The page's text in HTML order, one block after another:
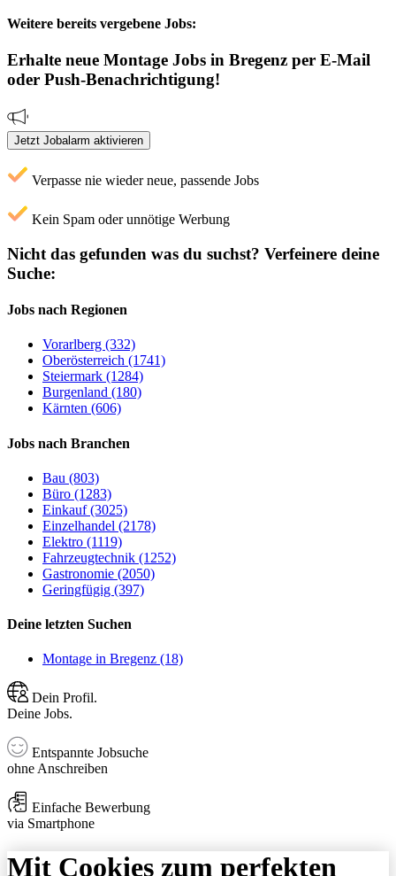
Weitere bereits vergebene Jobs:
Erhalte neue Montage Jobs in Bregenz per E-Mail
oder Push-Benachrichtigung!
Jetzt Jobalarm aktivieren
Verpasse nie wieder neue, passende Jobs
Kein Spam oder unnötige Werbung
Nicht das gefunden was du suchst? Verfeinere deine
Suche:
Jobs nach Regionen
Vorarlberg (332)
Oberösterreich (1741)
Steiermark (1284)
Burgenland (180)
Kärnten (606)
Jobs nach Branchen
Bau (803)
Büro (1283)
Einkauf (3025)
Einzelhandel (2178)
Elektro (1119)
Fahrzeugtechnik (1252)
Gastronomie (2050)
Geringfügig (397)
Deine letzten Suchen
Montage in Bregenz (18)
Dein Profil.
Deine Jobs.
Entspannte Jobsuche
ohne Anschreiben
Einfache Bewerbung
via Smartphone
Mit Cookies zum perfekten